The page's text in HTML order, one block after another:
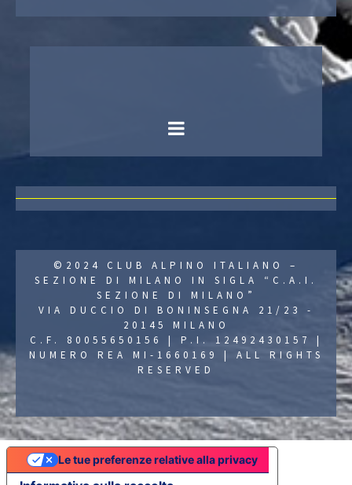
©2024 CLUB ALPINO ITALIANO –
SEZIONE DI MILANO IN SIGLA “C.A.I.
SEZIONE DI MILANO”
VIA DUCCIO DI BONINSEGNA 21/23 -
20145 MILANO
C.F. 80055650156 | P.I. 12492430157 |
NUMERO REA MI-1660169 | ALL RIGHTS
RESERVED
Le tue preferenze relative alla privacy